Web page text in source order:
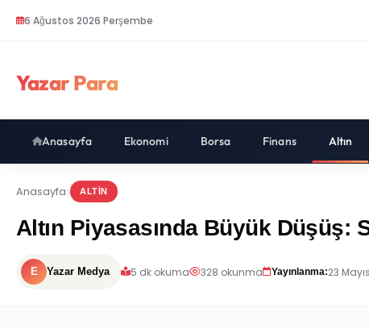
6 Ağustos 2026 Perşembe
Yazar Para
Anasayfa Ekonomi Borsa Finans Altın
Anasayfa ALTIN
Altın Piyasasında Büyük Düşüş:
E Yazar Medya 5 dk okuma 328 okunma Yayınlanma:23